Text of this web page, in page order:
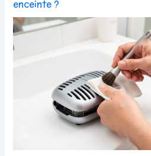
enceinte ?